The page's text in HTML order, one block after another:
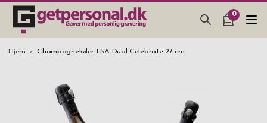
0
GAVEARTIKLAR & TING
SMYKKER & ACCESSORIES
GAVEIDEER
Hjem Champagnekøler LSA Dual Celebrate 27 cm